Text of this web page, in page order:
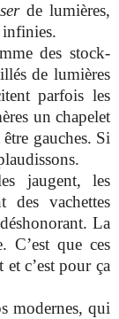
de lumières,
infinies.
des stock-
de lumières
parfois les
un chapelet
gauches. Si
jaugent, les
des vachettes
La
C’est que ces
c’est pour ça
modernes, qui